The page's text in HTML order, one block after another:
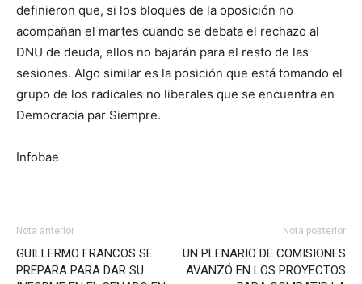
definieron que, si los bloques de la oposición no
acompañan el martes cuando se debata el rechazo al
DNU de deuda, ellos no bajarán para el resto de las
sesiones. Algo similar es la posición que está tomando el
grupo de los radicales no liberales que se encuentra en
Democracia par Siempre.
Infobae
Nota anterior
GUILLERMO FRANCOS SE
PREPARA PARA DAR SU
Nota posterior
UN PLENARIO DE COMISIONES
AVANZÓ EN LOS PROYECTOS